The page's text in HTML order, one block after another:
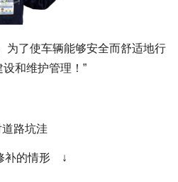
为了使车辆能够安全而舒适地行
和维护管理！”
道路坑洼
补的情形 ↓